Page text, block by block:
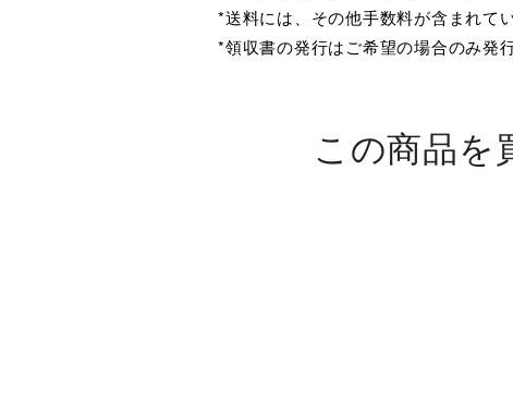
*送料には、その他手数料が含まれてい
*領収書の発行はご希望の場合のみ発
この商品を